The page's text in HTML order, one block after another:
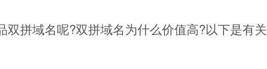
双拼域名呢?双拼域名为什么价值高?以下是有关